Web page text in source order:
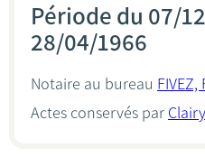
Période du 07/
28/04/1966
Notaire au bureau FIVEZ,
Actes conservés par